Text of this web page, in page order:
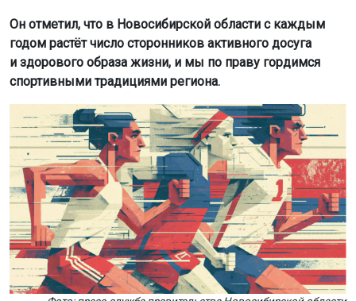
Он отметил, что в Новосибирской области с каждым
годом растёт число сторонников активного досуга
и здорового образа жизни, и мы по праву гордимся
спортивными традициями региона.